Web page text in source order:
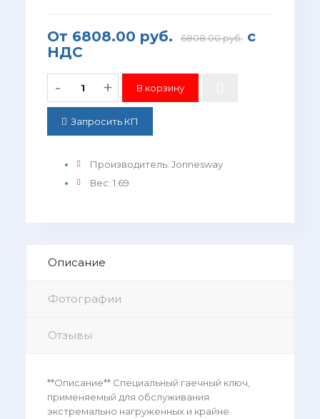
От 6808.00 руб. 6808.00 руб.с
НДС
- +
Запросить КП
Производитель: Jonnesway
Вес: 1.69
Описание
Фотографии
Отзывы
**Описание** Специальный гаечный ключ,
применяемый для обслуживания
экстремально нагруженных и крайне